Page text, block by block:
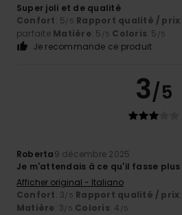
Super joli et de qualité
Confort: 5/5 Rapport qualité / prix
parfaite Matière: 5 /5 Coloris: 5 /5
Je recommande ce produit
3/5
Roberta9 décembre 2025
Je m'attendais à ce qu'il fasse
Afficher original - Italiano
Confort: 3/5 Rapport qualité / prix
Matière: 3/5 Coloris: 4 /5